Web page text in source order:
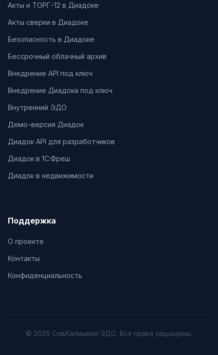
Акты и ТОРГ-12 в Диадоке
Акты сверки в Диадоке
Безопасность в Диадоке
Бессрочный облачный архив
Внедрение API под ключ
Внедрение Диадока под ключ
Внутренний ЭДО
Демо-версия Диадок
Диадок API для разработчиков
Диадок в 1С:Фреш
Диадок в недвижимости
Поддержка
О проекте
Контакты
Конфиденциальность
© 2026 СовКалмыкия ЭДО. Все права защищены.